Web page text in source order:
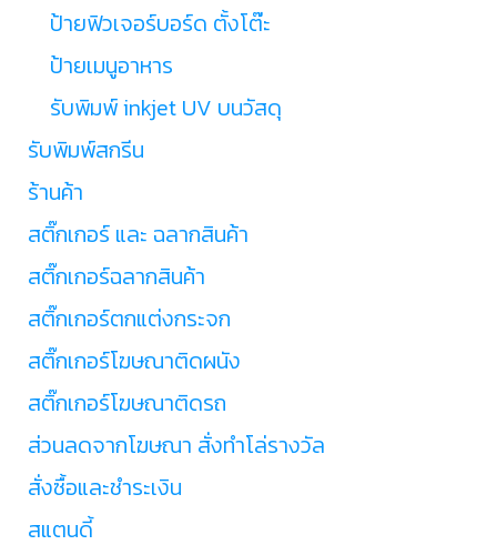
ป้ายฟิวเจอร์บอร์ด ตั้งโต๊ะ
ป้ายเมนูอาหาร
รับพิมพ์ inkjet UV บนวัสดุ
รับพิมพ์สกรีน
ร้านค้า
สติ๊กเกอร์ และ ฉลากสินค้า
สติ๊กเกอร์ฉลากสินค้า
สติ๊กเกอร์ตกแต่งกระจก
สติ๊กเกอร์โฆษณาติดผนัง
สติ๊กเกอร์โฆษณาติดรถ
ส่วนลดจากโฆษณา สั่งทำโล่รางวัล
สั่งซื้อและชำระเงิน
สแตนดี้